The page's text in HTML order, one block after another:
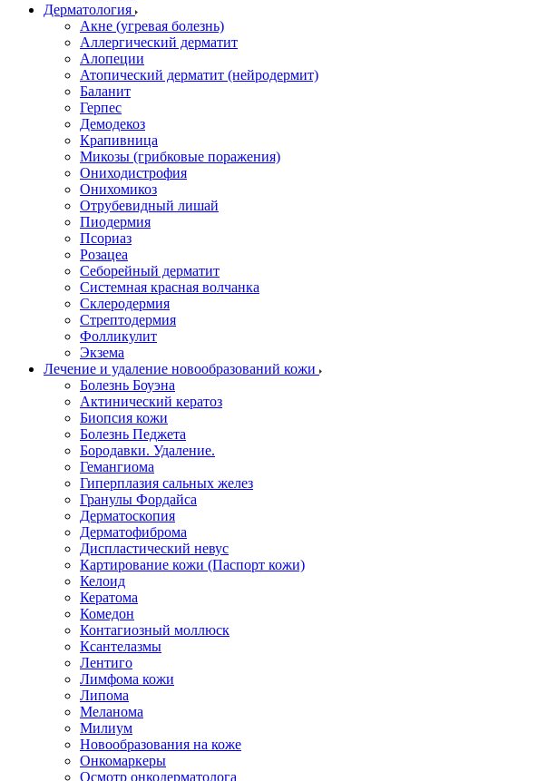
Дерматология
Акне (угревая болезнь)
Аллергический дерматит
Алопеции
Атопический дерматит (нейродермит)
Баланит
Герпес
Демодекоз
Крапивница
Микозы (грибковые поражения)
Ониходистрофия
Онихомикоз
Отрубевидный лишай
Пиодермия
Псориаз
Розацеа
Себорейный дерматит
Системная красная волчанка
Склеродермия
Стрептодермия
Фолликулит
Экзема
Лечение и удаление новообразований кожи
Болезнь Боуэна
Актинический кератоз
Биопсия кожи
Болезнь Педжета
Бородавки. Удаление.
Гемангиома
Гиперплазия сальных желез
Гранулы Фордайса
Дерматоскопия
Дерматофиброма
Диспластический невус
Картирование кожи (Паспорт кожи)
Келоид
Кератома
Комедон
Контагиозный моллюск
Ксантелазмы
Лентиго
Лимфома кожи
Липома
Меланома
Милиум
Новообразования на коже
Онкомаркеры
Осмотр онкодерматолога